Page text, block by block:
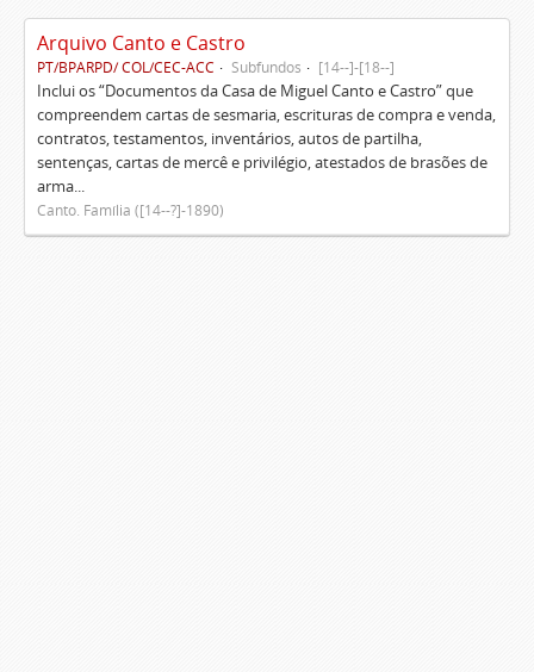
Arquivo Canto e Castro
PT/BPARPD/ COL/CEC-ACC Subfundos [14--]-[18--]
Inclui os “Documentos da Casa de Miguel Canto e Castro” que
compreendem cartas de sesmaria, escrituras de compra e venda,
contratos, testamentos, inventários, autos de partilha,
sentenças, cartas de mercê e privilégio, atestados de brasões de
arma...
Canto. Família ([14--?]-1890)